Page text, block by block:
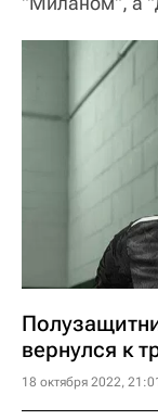
вернулся к
18 октября 2022, 21:01